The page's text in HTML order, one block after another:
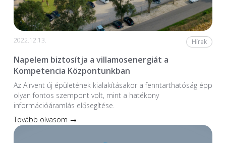
2022.12.13. Hírek
Napelem biztosítja a villamosenergiát a
Kompetencia Központunkban
Az Airvent új épületének kialakításakor a fenntarthatóság épp
olyan fontos szempont volt, mint a hatékony
információáramlás elősegítése.
Tovább olvasom →